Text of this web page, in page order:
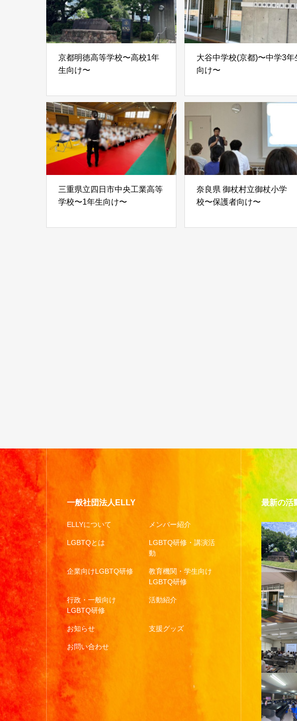
京都明徳高等学校〜高校1年
生向け〜
大谷中学校(京都)〜中学3年
向け〜
三重県立四日市中央工業高等
学校〜1年生向け〜
奈良県 御杖村立御杖小学
校〜保護者向け〜
一般社団法人ELLY
ELLYについて メンバー紹介
LGBTQとは
LGBTQ研修・講演活
動
企業向けLGBTQ研修
教育機関・学生向け
LGBTQ研修
行政・一般向け
LGBTQ研修
活動紹介
お知らせ 支援グッズ
お問い合わせ
最新の活